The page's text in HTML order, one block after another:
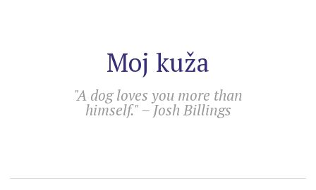
Moj kuža
"A dog loves you more than
himself." – Josh Billings